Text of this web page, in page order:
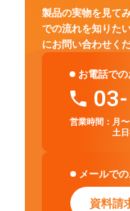
製品の実物を見て
での流れを知りたい
にお問い合わせくだ
お電話で
営業時間： 月
土
メールで
資料請